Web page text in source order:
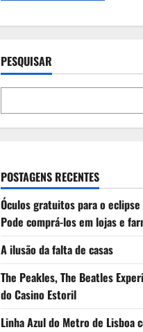
PESQUISAR
POSTAGENS RECENTES
Óculos gratuitos para o
Pode comprá-los em lojas e
A ilusão da falta de casas
The Peakles, The Beatles
do Casino Estoril
Linha Azul do Metro de Lisboa